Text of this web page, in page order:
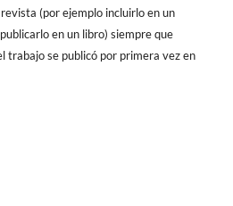
(por ejemplo incluirlo en un
en un libro) siempre que
trabajo se publicó por primera vez en